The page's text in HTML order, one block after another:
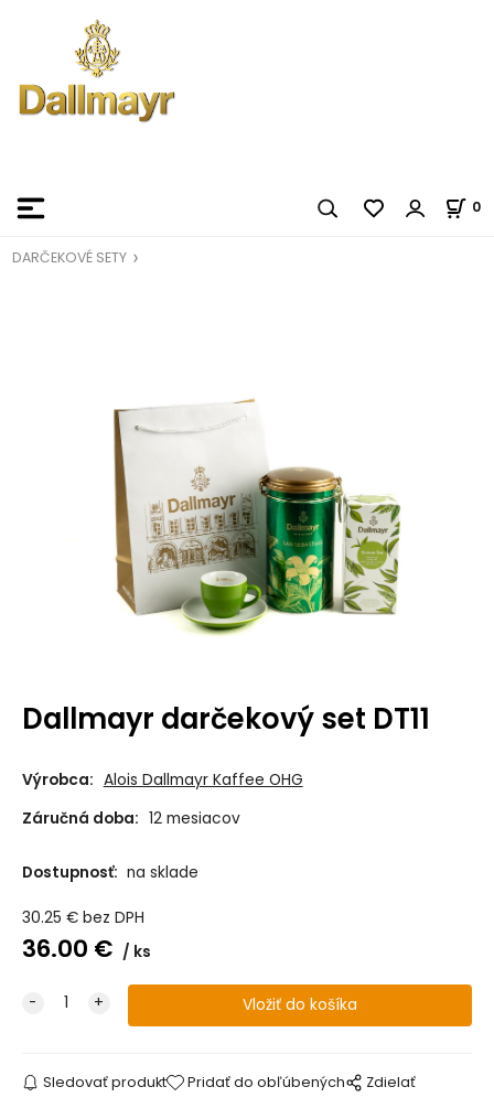
0
DARČEKOVÉ SETY
Dallmayr darčekový set DT11
Výrobca: Alois Dallmayr Kaffee OHG
Záručná doba: 12 mesiacov
Dostupnosť: na sklade
30.25 € bez DPH
36.00 € ks
Sledovať produkt Pridať do obľúbených Zdielať